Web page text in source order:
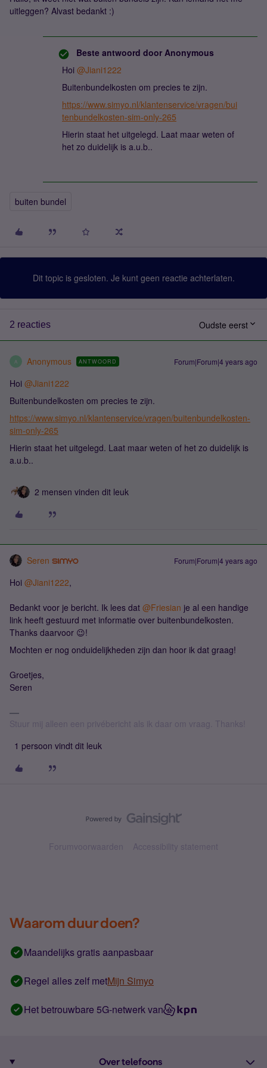
uitleggen? Alvast bedankt :)
Beste antwoord door Anonymous
Hoi @Jiani1222
Buitenbundelkosten om precies te zijn.
https://www.simyo.nl/klantenservice/vragen/bui
tenbundelkosten-sim-only-265
Hierin staat het uitgelegd. Laat maar weten of
het zo duidelijk is a.u.b..
buiten bundel
Dit topic is gesloten. Je kunt geen reactie achterlaten.
2 reacties Oudste eerst
A Anonymous ANTWOORD Forum|Forum|4 years ago
Hoi @Jiani1222
Buitenbundelkosten om precies te zijn.
https://www.simyo.nl/klantenservice/vragen/buitenbundelkosten-
sim-only-265
Hierin staat het uitgelegd. Laat maar weten of het zo duidelijk is
a.u.b..
2 mensen vinden dit leuk
Seren Forum|Forum|4 years ago
Hoi @Jiani1222,
Bedankt voor je bericht. Ik lees dat @Friesian je al een handige
link heeft gestuurd met informatie over buitenbundelkosten.
Thanks daarvoor 😉!
Mochten er nog onduidelijkheden zijn dan hoor ik dat graag!
Groetjes,
Seren
Stuur mij alleen een privébericht als ik daar om vraag. Thanks!
1 persoon vindt dit leuk
Forumvoorwaarden Accessibility statement
Waarom duur doen?
Maandelijks gratis aanpasbaar
Regel alles zelf metMijn Simyo
Het betrouwbare 5G-netwerk van
Over telefoons